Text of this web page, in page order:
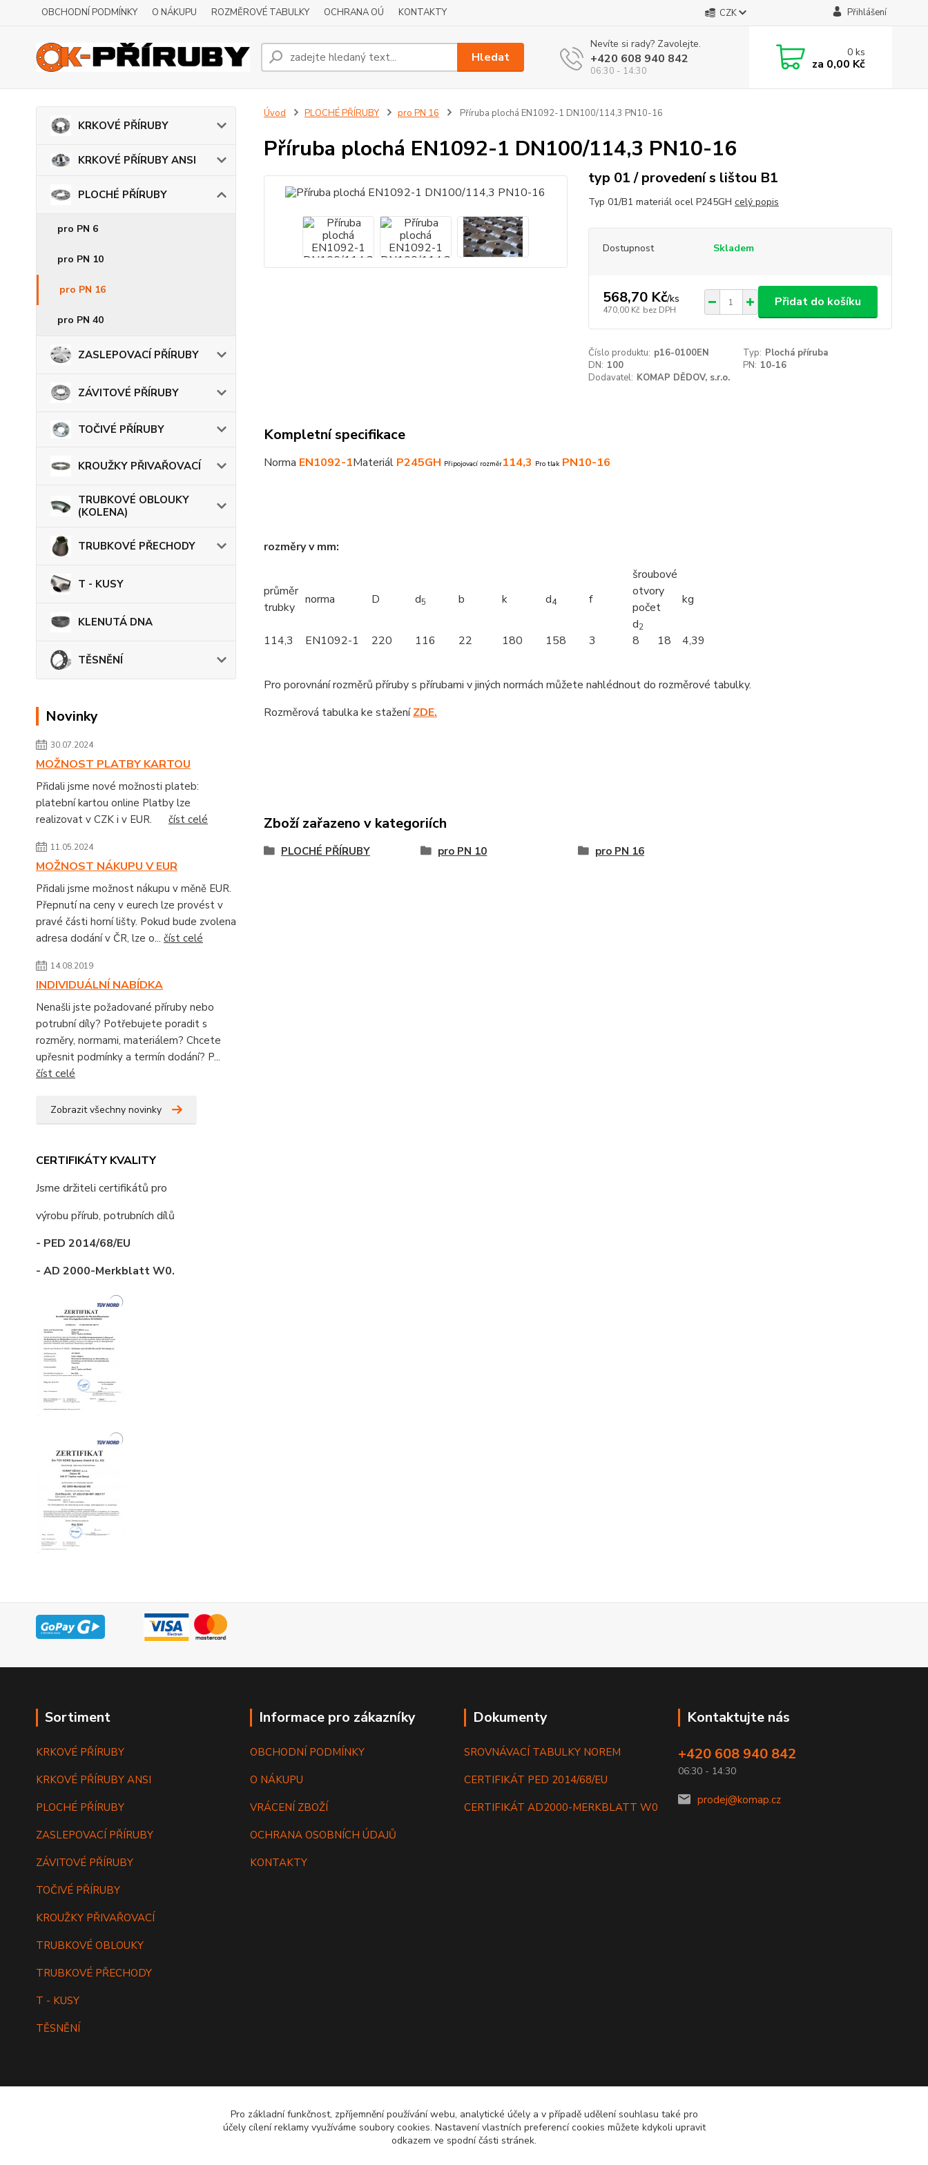
OBCHODNÍ PODMÍNKY O NÁKUPU ROZMĚROVÉ TABULKY OCHRANA OÚ KONTAKTY CZK Přihlášení
Hledat
Nevíte si rady? Zavolejte.
+420 608 940 842
06:30 - 14:30
0ks
za 0,00 Kč
KRKOVÉ PŘÍRUBY
KRKOVÉ PŘÍRUBY ANSI
PLOCHÉ PŘÍRUBY
pro PN 6
pro PN 10
pro PN 16
pro PN 40
ZASLEPOVACÍ PŘÍRUBY
ZÁVITOVÉ PŘÍRUBY
TOČIVÉ PŘÍRUBY
KROUŽKY PŘIVAŘOVACÍ
TRUBKOVÉ OBLOUKY
(KOLENA)
TRUBKOVÉ PŘECHODY
T - KUSY
KLENUTÁ DNA
TĚSNĚNÍ
Novinky
30.07.2024
MOŽNOST PLATBY KARTOU
Přidali jsme nové možnosti plateb:
platební kartou online Platby lze
realizovat v CZK i v EUR. číst celé
11.05.2024
MOŽNOST NÁKUPU V EUR
Přidali jsme možnost nákupu v měně EUR.
Přepnutí na ceny v eurech lze provést v
pravé části horní lišty. Pokud bude zvolena
adresa dodání v ČR, lze o... číst celé
14.08.2019
INDIVIDUÁLNÍ NABÍDKA
Nenašli jste požadované příruby nebo
potrubní díly? Potřebujete poradit s
rozměry, normami, materiálem? Chcete
upřesnit podmínky a termín dodání? P...
číst celé
Zobrazit všechny novinky
CERTIFIKÁTY KVALITY
Jsme držiteli certifikátů pro
výrobu přírub, potrubních dílů
- PED 2014/68/EU
- AD 2000-Merkblatt W0.
Úvod PLOCHÉ PŘÍRUBY pro PN 16 Příruba plochá EN1092-1 DN100/114,3 PN10-16
Příruba plochá EN1092-1 DN100/114,3 PN10-16
typ 01 / provedení s lištou B1
Typ 01/B1 materiál ocel P245GH celý popis
Dostupnost Skladem
568,70 Kč/ks
470,00 Kč bez DPH
Přidat do košíku
Číslo produktu: p16-0100EN Typ: Plochá příruba
DN: 100 PN: 10-16
Dodavatel: KOMAP DĚDOV, s.r.o.
Kompletní specifikace
Norma EN1092-1Materiál P245GH Připojovací rozměr114,3 Pro tlakPN10-16
rozměry v mm:
průměr
trubky
norma D d5 b k d4 f
šroubové
otvory
počet
d2
kg
114,3 EN1092-1 220 116 22 180 158 3 8 18 4,39
Pro porovnání rozměrů příruby s přírubami v jiných normách můžete nahlédnout do rozměrové tabulky.
Rozměrová tabulka ke staženíZDE.
Zboží zařazeno v kategoriích
PLOCHÉ PŘÍRUBY pro PN 10 pro PN 16
Sortiment
KRKOVÉ PŘÍRUBY
KRKOVÉ PŘÍRUBY ANSI
PLOCHÉ PŘÍRUBY
ZASLEPOVACÍ PŘÍRUBY
ZÁVITOVÉ PŘÍRUBY
TOČIVÉ PŘÍRUBY
KROUŽKY PŘIVAŘOVACÍ
TRUBKOVÉ OBLOUKY
TRUBKOVÉ PŘECHODY
T - KUSY
TĚSNĚNÍ
Informace pro zákazníky
OBCHODNÍ PODMÍNKY
O NÁKUPU
VRÁCENÍ ZBOŽÍ
OCHRANA OSOBNÍCH ÚDAJŮ
KONTAKTY
Dokumenty
SROVNÁVACÍ TABULKY NOREM
CERTIFIKÁT PED 2014/68/EU
CERTIFIKÁT AD2000-MERKBLATT W0
Kontaktujte nás
+420 608 940 842
06:30 - 14:30
prodej@komap.cz
Pro základní funkčnost, zpříjemnění používání webu, analytické účely a v případě udělení souhlasu také pro
účely cílení reklamy využíváme soubory cookies. Nastavení vlastních preferencí cookies můžete kdykoli upravit
odkazem ve spodní části stránek.